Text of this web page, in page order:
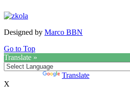
Designed by Marco BBN
Go to Top
Translate »
Translate
X